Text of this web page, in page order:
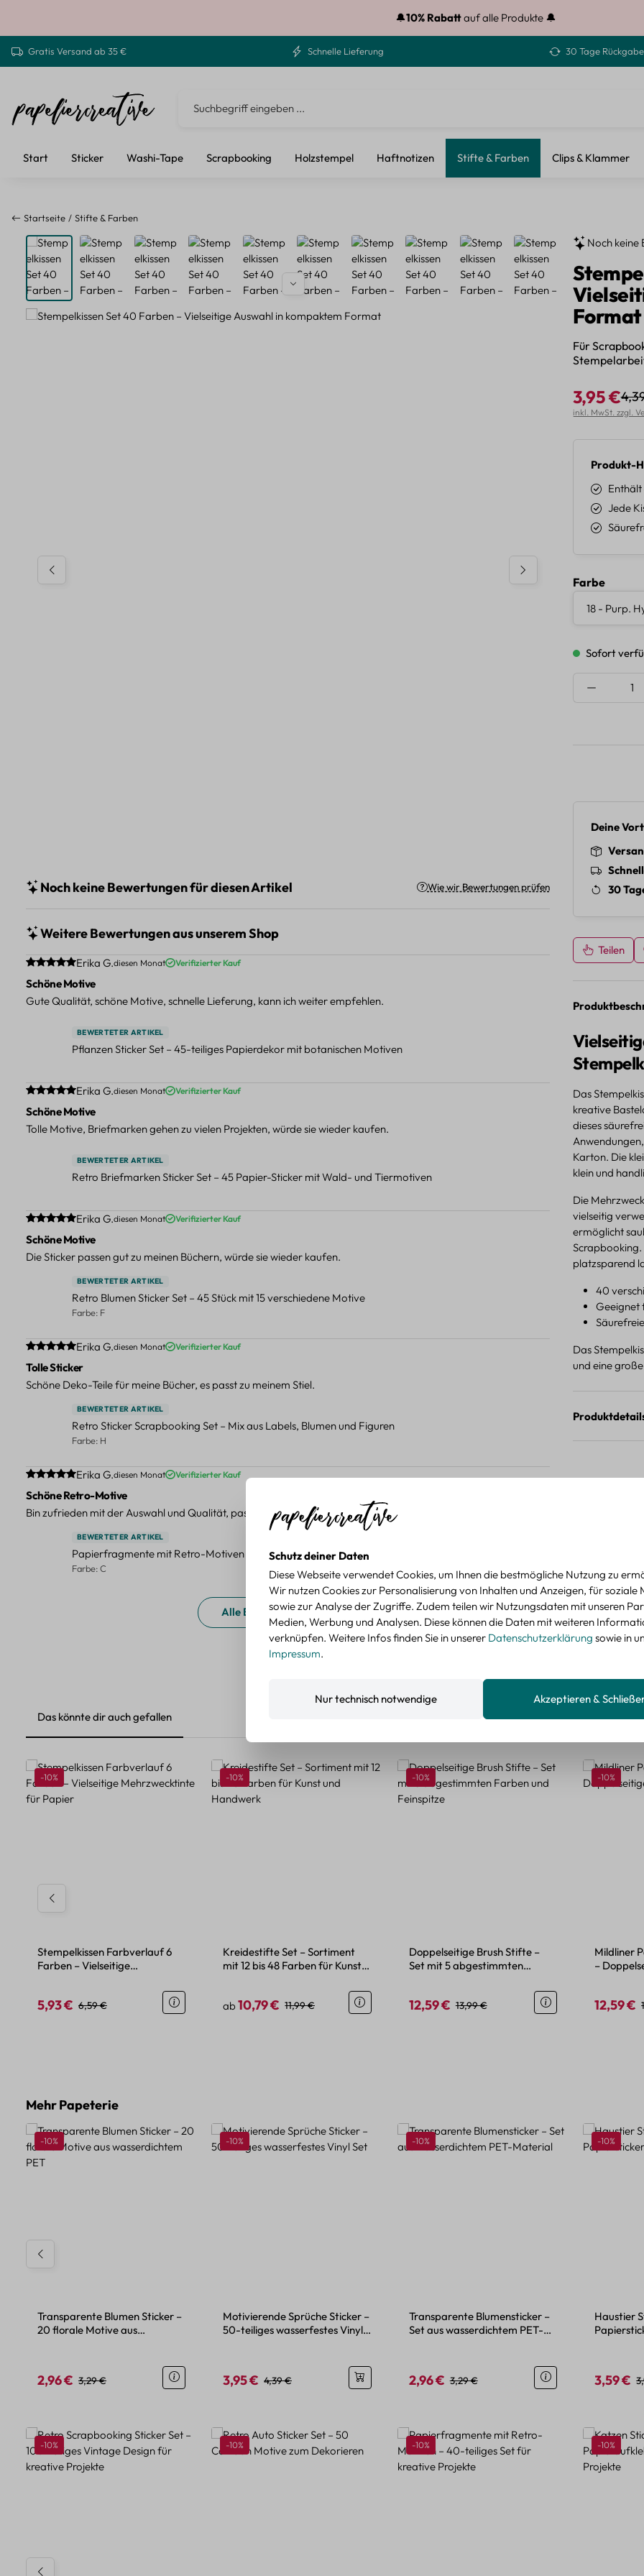
🔔10% Rabattauf alle Produkte 🔔
Gratis Versand ab 35 € Schnelle Lieferung 30 Tage
Start Sticker Washi-Tape Scrapbooking Holzstempel Haftnotizen Stifte & Farben Clips & Klammer
Startseite Stifte & Farben
Bildergalerie überspringen Noch keine
Format
Für
Verkaufspreis:
3,95 €
inkl. MwSt. zzgl.
Produkt-
Jede
Farbe
Sofort
Deine
30
Teilen
Das
kreative
dieses
Karton. Die
klein und
Die
vielseitig
ermöglicht
Scrapbooking.
platzsparend
40
Geeignet
Das
und eine
Noch keine Bewertungen für diesen Artikel Wie wir Bewertungen prüfen
Weitere Bewertungen aus unserem Shop
Durchschnittliche Bewertung von 5 von 5 Sternen
Erika G.diesen Monat Verifizierter Kauf
Schöne Motive
Gute Qualität, schöne Motive, schnelle Lieferung, kann ich weiter empfehlen.
BEWERTETER ARTIKEL
Pflanzen Sticker Set – 45-teiliges Papierdekor mit botanischen Motiven
Durchschnittliche Bewertung von 5 von 5 Sternen
Erika G.diesen Monat Verifizierter Kauf
Schöne Motive
Tolle Motive, Briefmarken gehen zu vielen Projekten, würde sie wieder kaufen.
BEWERTETER ARTIKEL
Retro Briefmarken Sticker Set – 45 Papier-Sticker mit Wald- und Tiermotiven
Durchschnittliche Bewertung von 5 von 5 Sternen
Erika G.diesen Monat Verifizierter Kauf
Schöne Motive
Die Sticker passen gut zu meinen Büchern, würde sie wieder kaufen.
BEWERTETER ARTIKEL
Retro Blumen Sticker Set – 45 Stück mit 15 verschiedene Motive
Farbe: F
Durchschnittliche Bewertung von 5 von 5 Sternen
Erika G.diesen Monat Verifizierter Kauf
Tolle Sticker
Schöne Deko-Teile für meine Bücher, es passt zu meinem Stiel.
BEWERTETER ARTIKEL
Retro Sticker Scrapbooking Set – Mix aus Labels, Blumen und Figuren
Farbe: H
Durchschnittliche Bewertung von 5 von 5 Sternen
Erika G.diesen Monat Verifizierter Kauf
Schöne Retro-Motive
Bin zufrieden mit der Auswahl und Qualität, passt gut zu meinen Projekten.
BEWERTETER ARTIKEL
Papierfragmente mit Retro-Motiven – 40-teiliges Set für kreative Projekte
Farbe: C
Alle Bewertungen anzeigen
Das könnte dir auch gefallen
Produktgalerie überspringen
Rabatt
-10%
Stempelkissen Farbverlauf 6
Farben – Vielseitige
Verkaufspreis:
5,93 € Regulärer Preis:
6,59 €
Rabatt
-10%
Kreidestifte Set – Sortiment
mit 12 bis 48 Farben für Kunst
Verkaufspreis:
ab10,79 € Regulärer Preis:
11,99 €
Rabatt
-10%
Doppelseitige Brush Stifte –
Set mit 5 abgestimmten
Verkaufspreis:
12,59 € Regulärer Preis:
13,99 €
Rabatt
-10%
Mildliner
–
12,59 €
Produktgalerie überspringen
Mehr Papeterie
Rabatt
-10%
Transparente Blumen Sticker –
20 florale Motive aus
Verkaufspreis:
2,96 € Regulärer Preis:
3,29 €
Rabatt
-10%
Motivierende Sprüche Sticker –
50-teiliges wasserfestes Vinyl
Verkaufspreis:
3,95 € Regulärer Preis:
4,39 €
Rabatt
-10%
Transparente Blumensticker –
Set aus wasserdichtem PET-
Verkaufspreis:
2,96 € Regulärer Preis:
3,29 €
Rabatt
-10%
Haustier
3,59 €
Produktgalerie überspringen
Rabatt
-10% Rabatt
-10% Rabatt
-10% Rabatt
-10%
Schutz deiner Daten
Diese Webseite verwendet Cookies, um Ihnen die bestmögliche Nutzung zu
Wir nutzen Cookies zur Personalisierung von Inhalten und Anzeigen, für soziale
sowie zur Analyse der Zugriffe. Zudem teilen wir Nutzungsdaten mit unseren
Medien, Werbung und Analysen. Diese können die Daten mit weiteren
verknüpfen. Weitere Infos finden Sie in unserer Datenschutzerklärung sowie in
Impressum.
Nur technisch notwendige Akzeptieren &